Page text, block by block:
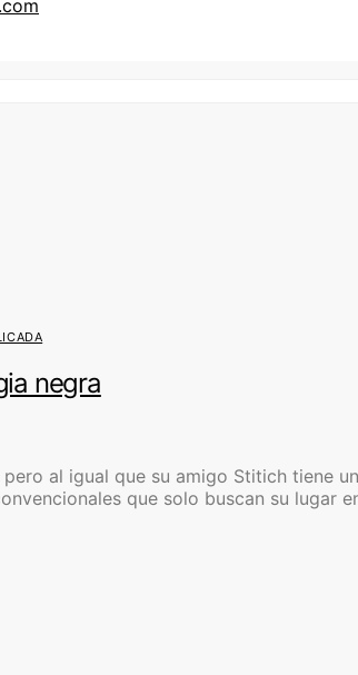
negra
al igual que su amigo Stitich tiene
que solo buscan su lugar